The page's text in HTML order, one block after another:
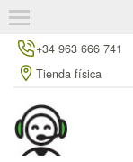
+34 963 666 741
Tienda física